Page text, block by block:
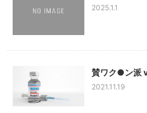
2025.1.1
賛ワク●ン派
2021.11.19